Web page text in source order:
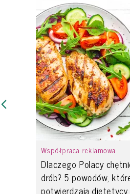
Współpraca reklamowa
Dlaczego Polacy
drób? 5 powodów,
potwierdzają dietetycy